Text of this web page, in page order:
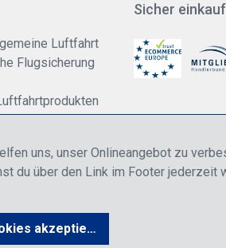
Luftfahrt
Flugsicherung
Sicher
Mehrwertsteuer zzgl.
uns, unser Onlineangebot zu
du über den Link im Footer jederzeit
akzeptieren